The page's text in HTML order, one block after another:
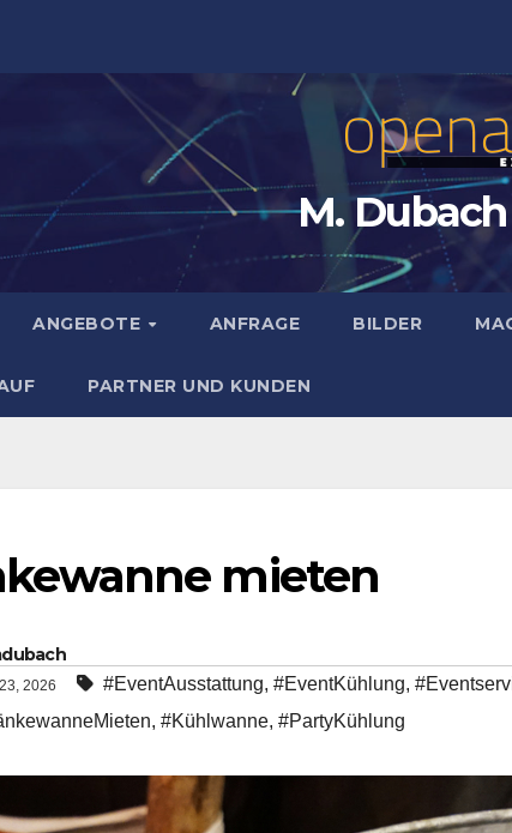
M.
ANGEBOTE ANFRAGE BILDER
PARTNER UND KUNDEN
mieten
2026 #EventAusstattung, #EventKühlung,
, #Kühlwanne, #PartyKühlung